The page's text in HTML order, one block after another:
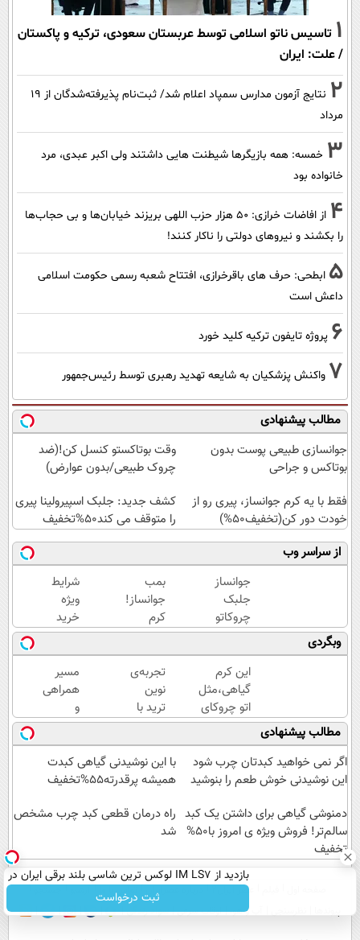
1 تاسیس ناتو اسلامی توسط عربستان سعودی، ترکیه و پاکستان
/ علت: ایران
2
نتایج آزمون مدارس سمپاد اعلام شد/ ثبت‌نام پذیرفته‌شدگان از ۱۹
مرداد
3 خمسه: همه بازیگرها شیطنت هایی داشتند ولی اکبر عبدی، مرد
خانواده بود
4
از افاضات خرازی: ۵۰ هزار حزب اللهی بریزند خیابان‌ها و بی حجاب‌ها
را بکشند و نیرو‌های دولتی را ناکار کنند!
5 ابطحی: حرف های باقرخرازی، افتتاح شعبه رسمی حکومت اسلامی
داعش است
6 پروژه تایفون ترکیه کلید خورد
7 واکنش پزشکیان به شایعه تهدید رهبری توسط رئیس‌جمهور
مطالب پیشنهادی
جوانسازی طبیعی پوست بدون
بوتاکس و جراحی
وقت بوتاکستو کنسل کن!(ضد
چروک طبیعی/بدون عوارض)
فقط با یه کرم جوانساز، پیری رو از
خودت دور کن(تخفیف50%)
کشف جدید: جلبک اسپیرولینا پیری
را متوقف می کند50%تخفیف
از سراسر وب
جوانساز
جلبک
چروکاتو
مثل اتو
صاف
میکنه
😍
بمب
جوانساز!
کرم
بوتاکس
جلبک
اسپیرولینا50%تخفیف
شرایط
ویژه
خرید
کرم
بوتاکس
گیاهی
تا پایان
امشب!
وبگردی
این کرم
گیاهی،مثل
اتو چروکای
پوستتوصاف
میکنه!50%تخفیف
تجربه‌ی
نوین
ترید با
والکس،
آینده‌ای
روشن
در
شماست
مسیر
همراهی
و
گزارش
عملکرد
گروه
اسنپ
۱۴۰۴
مطالب پیشنهادی
اگر نمی خواهید کبدتان چرب شود
این نوشیدنی خوش طعم را بنوشید
با این نوشیدنی گیاهی کبدت
همیشه پرقدرته55%تخفیف
دمنوشی گیاهی برای داشتن یک کبد
سالم‌تر! فروش ویژه ی امروز با50%
تخفیف
راه درمان قطعی کبد چرب مشخص
شد
بازدید از IM LS7 لوکس ترین شاسی بلند برقی ایران در
باشگاه انقلاب
ثبت درخواست عصر ایران۲ درباره عصرایران تماس با ما
آب و هوا اوقات شرعی سواد زندگی